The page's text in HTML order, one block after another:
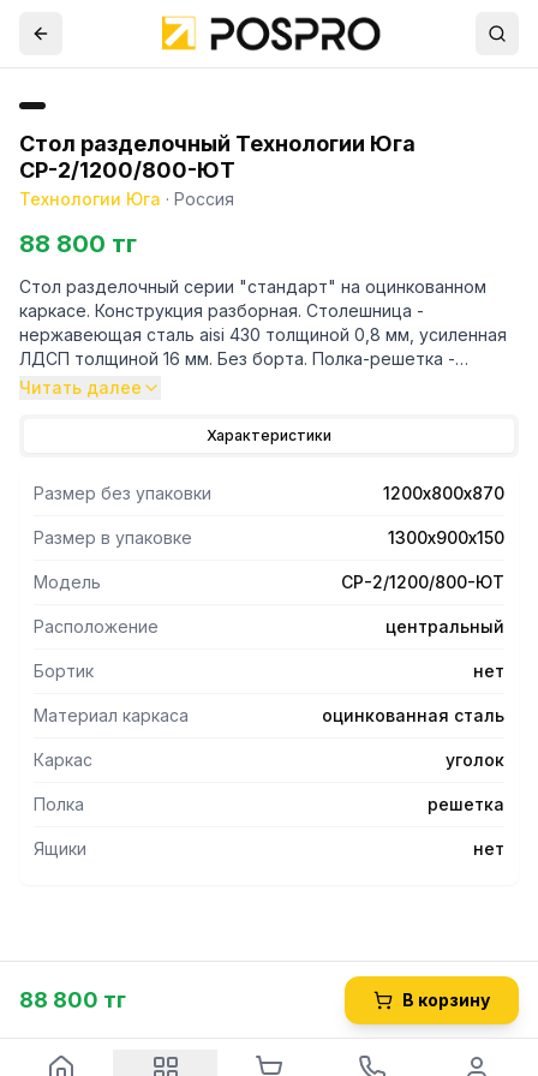
Стол разделочный Технологии Юга
СР-2/1200/800-ЮТ
Технологии Юга · Россия
88 800 тг
Стол разделочный серии "стандарт" на оцинкованном
каркасе. Конструкция разборная. Столешница -
нержавеющая сталь aisi 430 толщиной 0,8 мм, усиленная
ЛДСП толщиной 16 мм. Без борта. Полка-решетка -
оцинкованная сталь толщиной 0,7 мм. Каркас - уголок
Читать далее
Характеристики
Размер без упаковки 1200х800х870
Размер в упаковке 1300х900х150
Модель СР-2/1200/800-ЮТ
Расположение центральный
Бортик нет
Материал каркаса оцинкованная сталь
Каркас уголок
Полка решетка
Ящики нет
88 800 тг В корзину